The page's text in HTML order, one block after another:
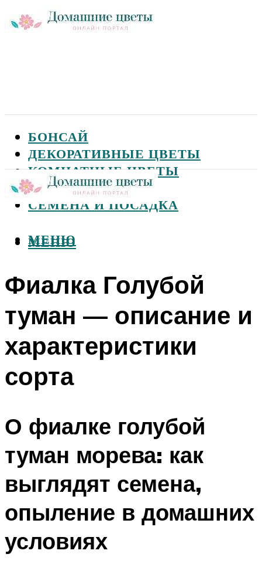
БОНСАЙ
ДЕКОРАТИВНЫЕ ЦВЕТЫ
КОМНАТНЫЕ ЦВЕТЫ
САДОВЫЕ ЦВЕТЫ
СЕМЕНА И ПОСАДКА
МЕНЮ
МЕНЮ
Фиалка Голубой
туман — описание и
характеристики
сорта
О фиалке голубой
туман морева: как
выглядят семена,
опыление в домашних
условиях